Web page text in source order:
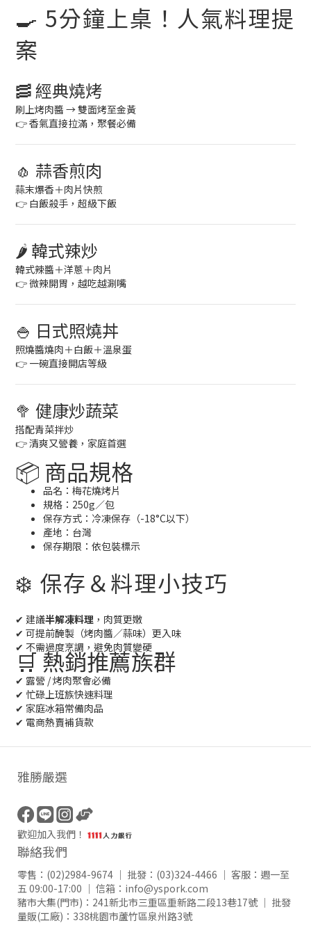
🍳 5分鐘上桌！人氣料理提
案
🥓 經典燒烤
刷上烤肉醬 → 雙面烤至金黃
👉 香氣直接拉滿，聚餐必備
🧄 蒜香煎肉
蒜末爆香＋肉片快煎
👉 白飯殺手，超級下飯
🌶 韓式辣炒
韓式辣醬＋洋蔥＋肉片
👉 微辣開胃，越吃越涮嘴
🍚 日式照燒丼
照燒醬燒肉＋白飯＋溫泉蛋
👉 一碗直接開店等級
🥦 健康炒蔬菜
搭配青菜拌炒
👉 清爽又營養，家庭首選
📦 商品規格
品名：梅花燒烤片
規格：250g／包
保存方式：冷凍保存（-18°C以下）
產地：台灣
保存期限：依包裝標示
❄️ 保存＆料理小技巧
✔ 建議半解凍料理 ，肉質更嫩
✔ 可提前醃製（烤肉醬／蒜味）更入味
✔ 不需過度烹調，避免肉質變硬
🛒 熱銷推薦族群
✔ 露營 / 烤肉聚會必備
✔ 忙碌上班族快速料理
✔ 家庭冰箱常備肉品
✔ 電商熱賣補貨款
雅勝嚴選
歡迎加入我們！
聯絡我們
零售： (02)2984-9674 ｜ 批發： (03)324-4466 ｜ 客服：週一至
五 09:00-17:00 ｜ 信箱： info@yspork.com
豬市大集(門市)： 241新北市三重區重新路二段13巷17號 ｜ 批發
量販(工廠)： 338桃園市蘆竹區泉州路3號